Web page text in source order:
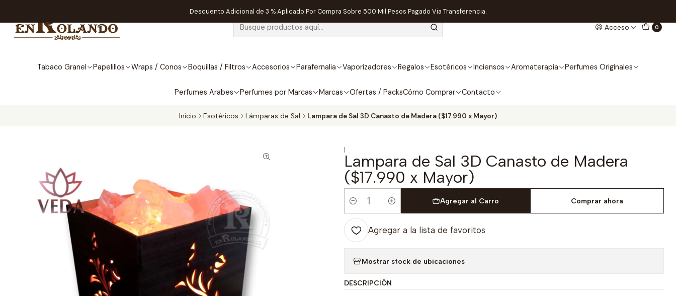
Acceso 0
Tabaco Granel Papelillos Wraps / Conos Boquillas / Filtros Accesorios Parafernalia Vaporizadores Regalos Esotéricos Inciensos Aromaterapia Perfumes Originales
Perfumes Arabes Perfumes por Marcas Marcas Ofertas / PacksCómo Comprar Contacto
Descuento Adicional de 3 % Aplicado Por Compra Sobre 500 Mil Pesos Pagado Via Transferencia.
Inicio Esotéricos Lámparas de Sal Lampara de Sal 3D Canasto de Madera ($17.990 x Mayor)
|
Lampara de Sal 3D Canasto de Madera
($17.990 x Mayor)
Cantidad
Agregar al Carro Comprar ahora
Agregar a la lista de favoritos
Mostrar stock de ubicaciones
DESCRIPCIÓN